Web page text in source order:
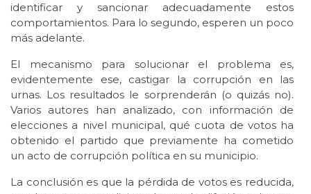
identificar y sancionar adecuadamente estos
comportamientos. Para lo segundo, esperen un poco
más adelante.
El mecanismo para solucionar el problema es,
evidentemente ese, castigar la corrupción en las
urnas. Los resultados le sorprenderán (o quizás no).
Varios autores han analizado, con información de
elecciones a nivel municipal, qué cuota de votos ha
obtenido el partido que previamente ha cometido
un acto de corrupción política en su municipio.
La conclusión es que la pérdida de votos es reducida,